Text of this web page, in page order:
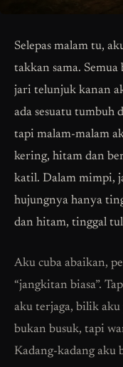
Selepas malam tu,
takkan sama.
jari telunjuk kanan
ada sesuatu tumbuh
tapi malam-malam
kering, hitam dan
katil. Dalam mimpi,
hujungnya hanya
dan hitam, tinggal
Aku cuba abaikan,
“jangkitan biasa”.
aku terjaga, bilik
bukan busuk, tapi
Kadang-kadang aku